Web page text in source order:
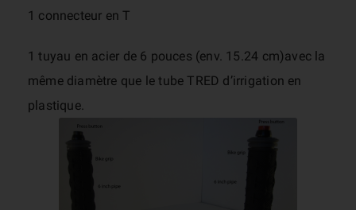
1 connecteur en T
1 tuyau en acier de 6 pouces (env. 15.24 cm)avec la
même diamètre que le tube TRED d’irrigation en
plastique.